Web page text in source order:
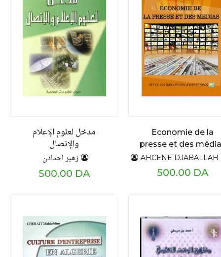
مدخل لعلوم الإعلام
والإتصال
زهير احدادن
500.00 DA
Economie de la
presse et des
AHCENE DJABALLAH
500.00 DA